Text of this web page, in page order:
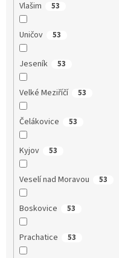
Vlašim 53
Uničov 53
Jeseník 53
Velké Meziříčí 53
Čelákovice 53
Kyjov 53
Veselí nad Moravou 53
Boskovice 53
Prachatice 53